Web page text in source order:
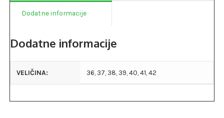
Dodatne informacije
Dodatne informacije
VELIČINA: 36, 37, 38, 39, 40, 41, 42